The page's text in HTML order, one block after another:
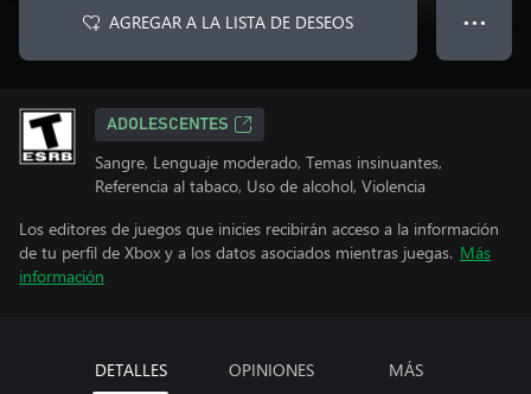
AGREGAR A LA LISTA DE DESEOS ● ● ●
ADOLESCENTES
Sangre, Lenguaje moderado, Temas insinuantes,
Referencia al tabaco, Uso de alcohol, Violencia
Los editores de juegos que inicies recibirán acceso a la información
de tu perfil de Xbox y a los datos asociados mientras juegas. Más
información
DETALLES OPINIONES MÁS